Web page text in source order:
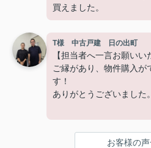
買えました。
T様 中古戸建 日の出町
【担当者へ一言お願いい
ご縁があり、物件購入が
す！
ありがとうございました。
お客様の